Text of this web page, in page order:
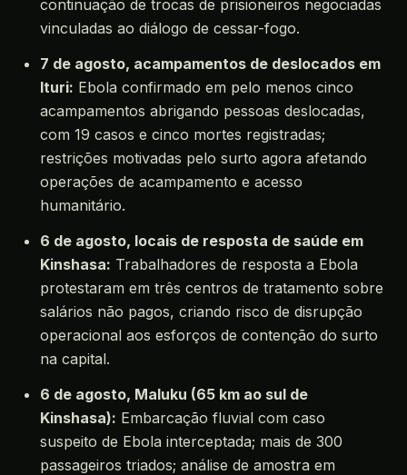
continuação de trocas de prisioneiros negociadas
vinculadas ao diálogo de cessar-fogo.
7 de agosto, acampamentos de deslocados em
Ituri: Ebola confirmado em pelo menos cinco
acampamentos abrigando pessoas deslocadas,
com 19 casos e cinco mortes registradas;
restrições motivadas pelo surto agora afetando
operações de acampamento e acesso
humanitário.
6 de agosto, locais de resposta de saúde em
Kinshasa: Trabalhadores de resposta a Ebola
protestaram em três centros de tratamento sobre
salários não pagos, criando risco de disrupção
operacional aos esforços de contenção do surto
na capital.
6 de agosto, Maluku (65 km ao sul de
Kinshasa): Embarcação fluvial com caso
suspeito de Ebola interceptada; mais de 300
passageiros triados; análise de amostra em